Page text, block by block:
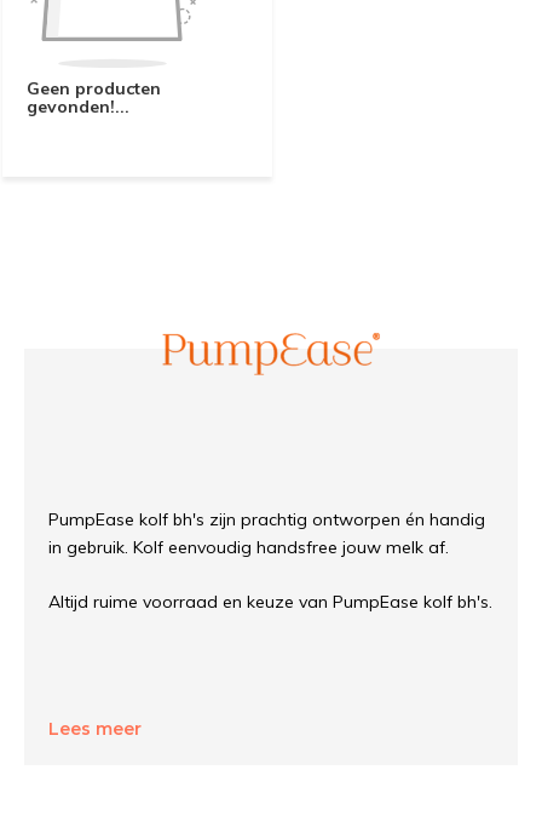
Geen producten
gevonden!...
PumpEase kolf bh's zijn prachtig ontworpen én handig
in gebruik. Kolf eenvoudig handsfree jouw melk af.
Altijd ruime voorraad en keuze van PumpEase kolf bh's.
Lees meer